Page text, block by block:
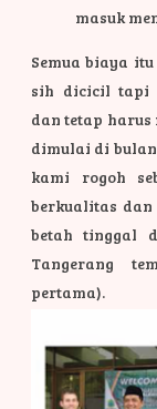
masuk
Semua biaya
sih dicicil tapi
dan tetap harus
dimulai di
kami rogoh
berkualitas dan
betah tinggal
Tangerang
pertama).